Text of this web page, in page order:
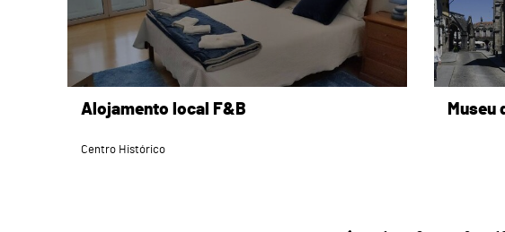
Alojamento local F&B
Centro Histórico
Museu